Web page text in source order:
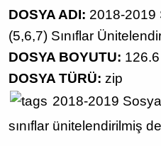
DOSYA ADI: 2018-2019
(5,6,7) Sınıflar
DOSYA BOYUTU:
DOSYA TÜRÜ: zip
2018-2019
sınıflar ünitelendirilmiş